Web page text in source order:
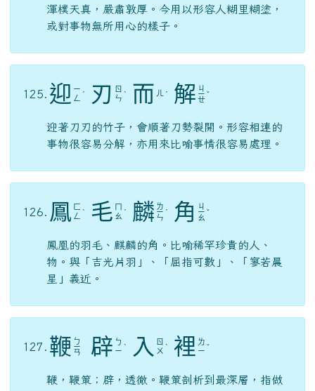
渾樸天真，嚴肅敦厚。今用以形容人糊里糊塗，
或對事物無所用心的樣子。
125. 迎
ㄧ
ㄥ
刃 ㄖ
ㄣ
而 ㄦ 解 ㄐ
ㄧ
ㄝ
迎著刀刃的竹子，會順著刀勢裂開。形容相連的
事物很容易分解，亦用來比喻事情很容易處理。
126. 鳳 ㄈ
ㄥ
毛 ㄇ
ㄠ
麟 ㄌ
ㄧ
ㄣ 角 ㄐ
ㄧ
ㄠ
鳳凰的羽毛、麒麟的角。比喻稀罕珍貴的人、
物。與「吉光片羽」、「屈指可數」、「寥若晨
星」義近。
127. 鞭 ㄅ
ㄧ
ㄢ 辟 ㄅ
入 ㄖ
ㄨ
裡 ㄌ
鞭，鞭策；辟，透徹。鞭策剖析到最深層，指做